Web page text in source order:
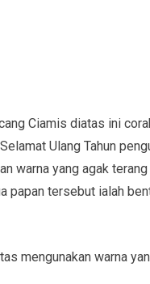
Ciamis diatas ini
Ulang Tahun
warna yang agak
papan tersebut ialah
mengunakan warna